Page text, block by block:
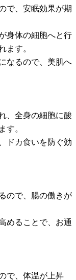
で、安眠効果が期
身体の細胞へと行
ます。
なるので、美肌へ
、全身の細胞に酸
す。
ドカ食いを防ぐ効
ので、腸の働きが
めることで、お通
で、体温が上昇